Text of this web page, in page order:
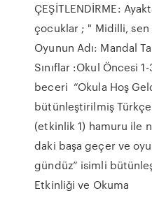
ÇEŞİTLENDİRME:
çocuklar ; " Midilli, sen
Oyunun Adı: Mandal
Sınıflar :Okul Öncesi
beceri “Okula Hoş
bütünleştirilmiş
(etkinlik 1) hamuru ile
daki başa geçer ve
gündüz” isimli
Etkinliği ve Okuma